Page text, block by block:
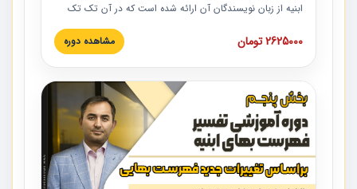
ابنیه از زبان نویسندگان آن ارائه شده است که در آن تک تک
ردیف ها و مطالب فهرست بها تفسیر و ارائه شده است. این
دوره به صورت کامل تصویری بوده و به همراه تصاویر عملیات
دوره با کلام مهندس علیرضاحسین‌زاده مدیر پروژه مهندسی
مشاور در امر بازنگری فهرست بها رشته ابنیه ارائه شده و به تمام
همکارانی که در حوزه صنعت ساخت در حال فعالیت هستند حتما
توصیه می کنیم از مطالب این دوره استفاده نمایند.
2625000 تومان مشاهده دوره